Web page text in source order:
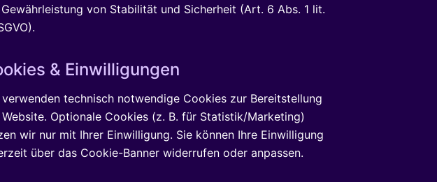
von Stabilität und Sicherheit (Art. 6 Abs. 1 lit.
& Einwilligungen
technisch notwendige Cookies zur Bereitstellung
Optionale Cookies (z. B. für Statistik/Marketing)
wir nur mit Ihrer Einwilligung. Sie können Ihre Einwilligung
über das Cookie-Banner widerrufen oder anpassen.